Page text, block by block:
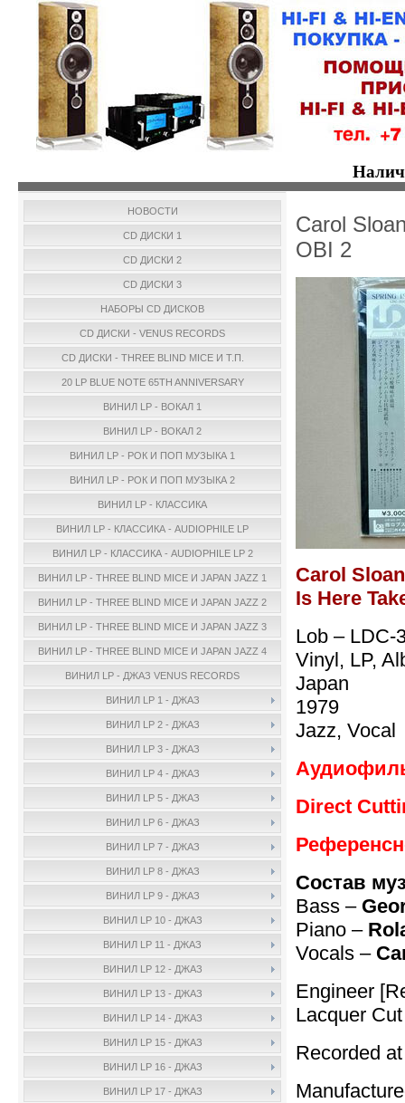
НОВОСТИ
CD ДИСКИ 1
CD ДИСКИ 2
CD ДИСКИ 3
НАБОРЫ CD ДИСКОВ
CD ДИСКИ - VENUS RECORDS
CD ДИСКИ - THREE BLIND MICE И Т.П.
20 LP BLUE NOTE 65TH ANNIVERSARY
ВИНИЛ LP - ВОКАЛ 1
ВИНИЛ LP - ВОКАЛ 2
ВИНИЛ LP - РОК И ПОП МУЗЫКА 1
ВИНИЛ LP - РОК И ПОП МУЗЫКА 2
ВИНИЛ LP - КЛАССИКА
ВИНИЛ LP - КЛАССИКА - AUDIOPHILE LP
ВИНИЛ LP - КЛАССИКА - AUDIOPHILE LP 2
ВИНИЛ LP - THREE BLIND MICE И JAPAN JAZZ 1
ВИНИЛ LP - THREE BLIND MICE И JAPAN JAZZ 2
ВИНИЛ LP - THREE BLIND MICE И JAPAN JAZZ 3
ВИНИЛ LP - THREE BLIND MICE И JAPAN JAZZ 4
ВИНИЛ LP - ДЖАЗ VENUS RECORDS
ВИНИЛ LP 1 - ДЖАЗ
ВИНИЛ LP 2 - ДЖАЗ
ВИНИЛ LP 3 - ДЖАЗ
ВИНИЛ LP 4 - ДЖАЗ
ВИНИЛ LP 5 - ДЖАЗ
ВИНИЛ LP 6 - ДЖАЗ
ВИНИЛ LP 7 - ДЖАЗ
ВИНИЛ LP 8 - ДЖАЗ
ВИНИЛ LP 9 - ДЖАЗ
ВИНИЛ LP 10 - ДЖАЗ
ВИНИЛ LP 11 - ДЖАЗ
ВИНИЛ LP 12 - ДЖАЗ
ВИНИЛ LP 13 - ДЖАЗ
ВИНИЛ LP 14 - ДЖАЗ
ВИНИЛ LP 15 - ДЖАЗ
ВИНИЛ LP 16 - ДЖАЗ
ВИНИЛ LP 17 - ДЖАЗ
Carol
OBI 2
Carol
Is Here
Lob – LDC-
Vinyl, LP,
Japan
1979
Jazz, Vocal
Direct
Состав
Bass –
Piano –
Vocals –
Engineer
Lacquer
Recorded